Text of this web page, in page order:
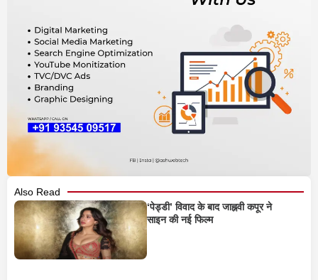
Also Read
‘पेड्डी’ विवाद के बाद जाह्नवी कपूर ने
साइन की नई फिल्म